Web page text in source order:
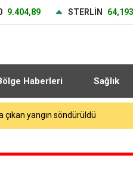
9.404,89 STERLİN
Haberleri Sağlık
devam ediyor